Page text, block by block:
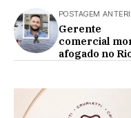
POSTAGEM
Gerente
comercial
afogado no
Cafelândia e
Goioerê